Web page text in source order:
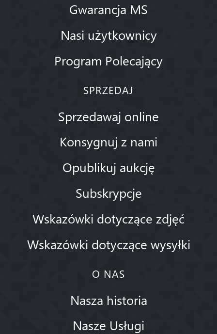
Gwarancja MS
Nasi użytkownicy
Program Polecający
SPRZEDAJ
Sprzedawaj online
Konsygnuj z nami
Opublikuj aukcję
Subskrypcje
Wskazówki dotyczące zdjęć
Wskazówki dotyczące wysyłki
O NAS
Nasza historia
Nasze Usługi